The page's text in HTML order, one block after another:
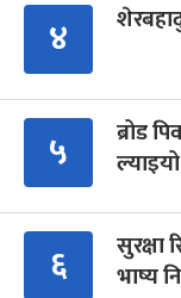
४
५
ब्रोड
६
सुरक्षा
भाष्य